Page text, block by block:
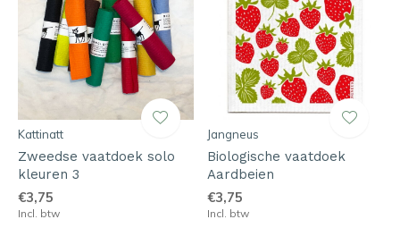
Kattinatt
Zweedse vaatdoek solo
kleuren 3
€3,75
Incl. btw
Jangneus
Biologische vaatdoek
Aardbeien
€3,75
Incl. btw